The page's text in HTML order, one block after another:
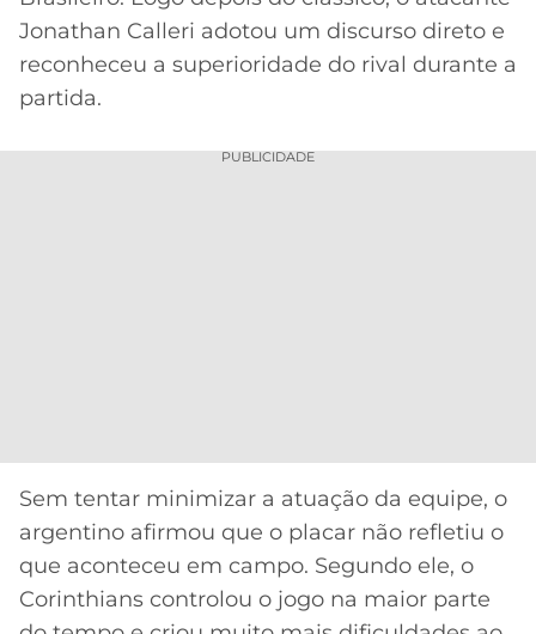
ONLINE
2026
GRÊMIO
MG
LALIGA
Jonathan Calleri adotou um discurso direto e
reconheceu a superioridade do rival durante a
partida.
PUBLICIDADE
Sem tentar minimizar a atuação da equipe, o
argentino afirmou que o placar não refletiu o
que aconteceu em campo. Segundo ele, o
Corinthians controlou o jogo na maior parte